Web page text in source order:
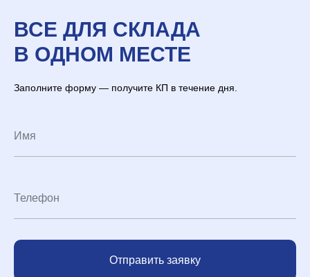
ВСЕ ДЛЯ СКЛАДА
В ОДНОМ МЕСТЕ
Заполните форму — получите КП в течение дня.
Отправить заявку